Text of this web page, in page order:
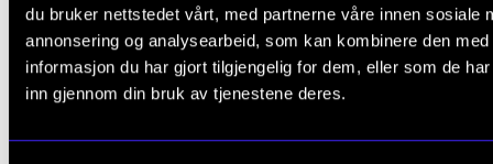
du bruker nettstedet vårt, med partnerne våre innen sosiale
annonsering og analysearbeid, som kan kombinere den med
informasjon du har gjort tilgjengelig for dem, eller som de
inn gjennom din bruk av tjenestene deres.
Fullført ph.d.-program.
Disputas: 9. september 2021 i Levinsalen/strømming.